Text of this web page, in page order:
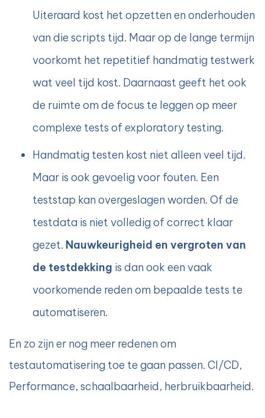
Uiteraard kost het opzetten en onderhouden
van die scripts tijd. Maar op de lange termijn
voorkomt het repetitief handmatig testwerk
wat veel tijd kost. Daarnaast geeft het ook
de ruimte om de focus te leggen op meer
complexe tests of exploratory testing.
Handmatig testen kost niet alleen veel tijd.
Maar is ook gevoelig voor fouten. Een
teststap kan overgeslagen worden. Of de
testdata is niet volledig of correct klaar
gezet. Nauwkeurigheid en vergroten van
de testdekking is dan ook een vaak
voorkomende reden om bepaalde tests te
automatiseren.
En zo zijn er nog meer redenen om
testautomatisering toe te gaan passen. CI/CD,
Performance, schaalbaarheid, herbruikbaarheid.